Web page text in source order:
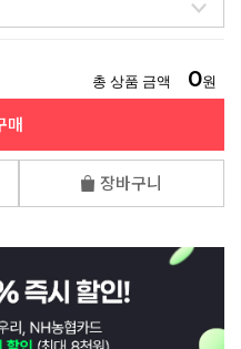
총 상품 금액 0원
매
장바구니